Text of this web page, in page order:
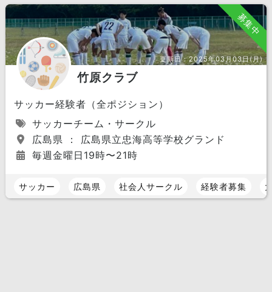
募集中
更新日：2025年03月03日(月)
竹原クラブ
サッカー経験者（全ポジション）
サッカーチーム・サークル
広島県 ： 広島県立忠海高等学校グランド
毎週金曜日19時〜21時
サッカー 広島県 社会人サークル 経験者募集